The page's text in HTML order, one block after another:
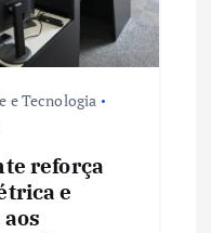
e Tecnologia
reforça
e